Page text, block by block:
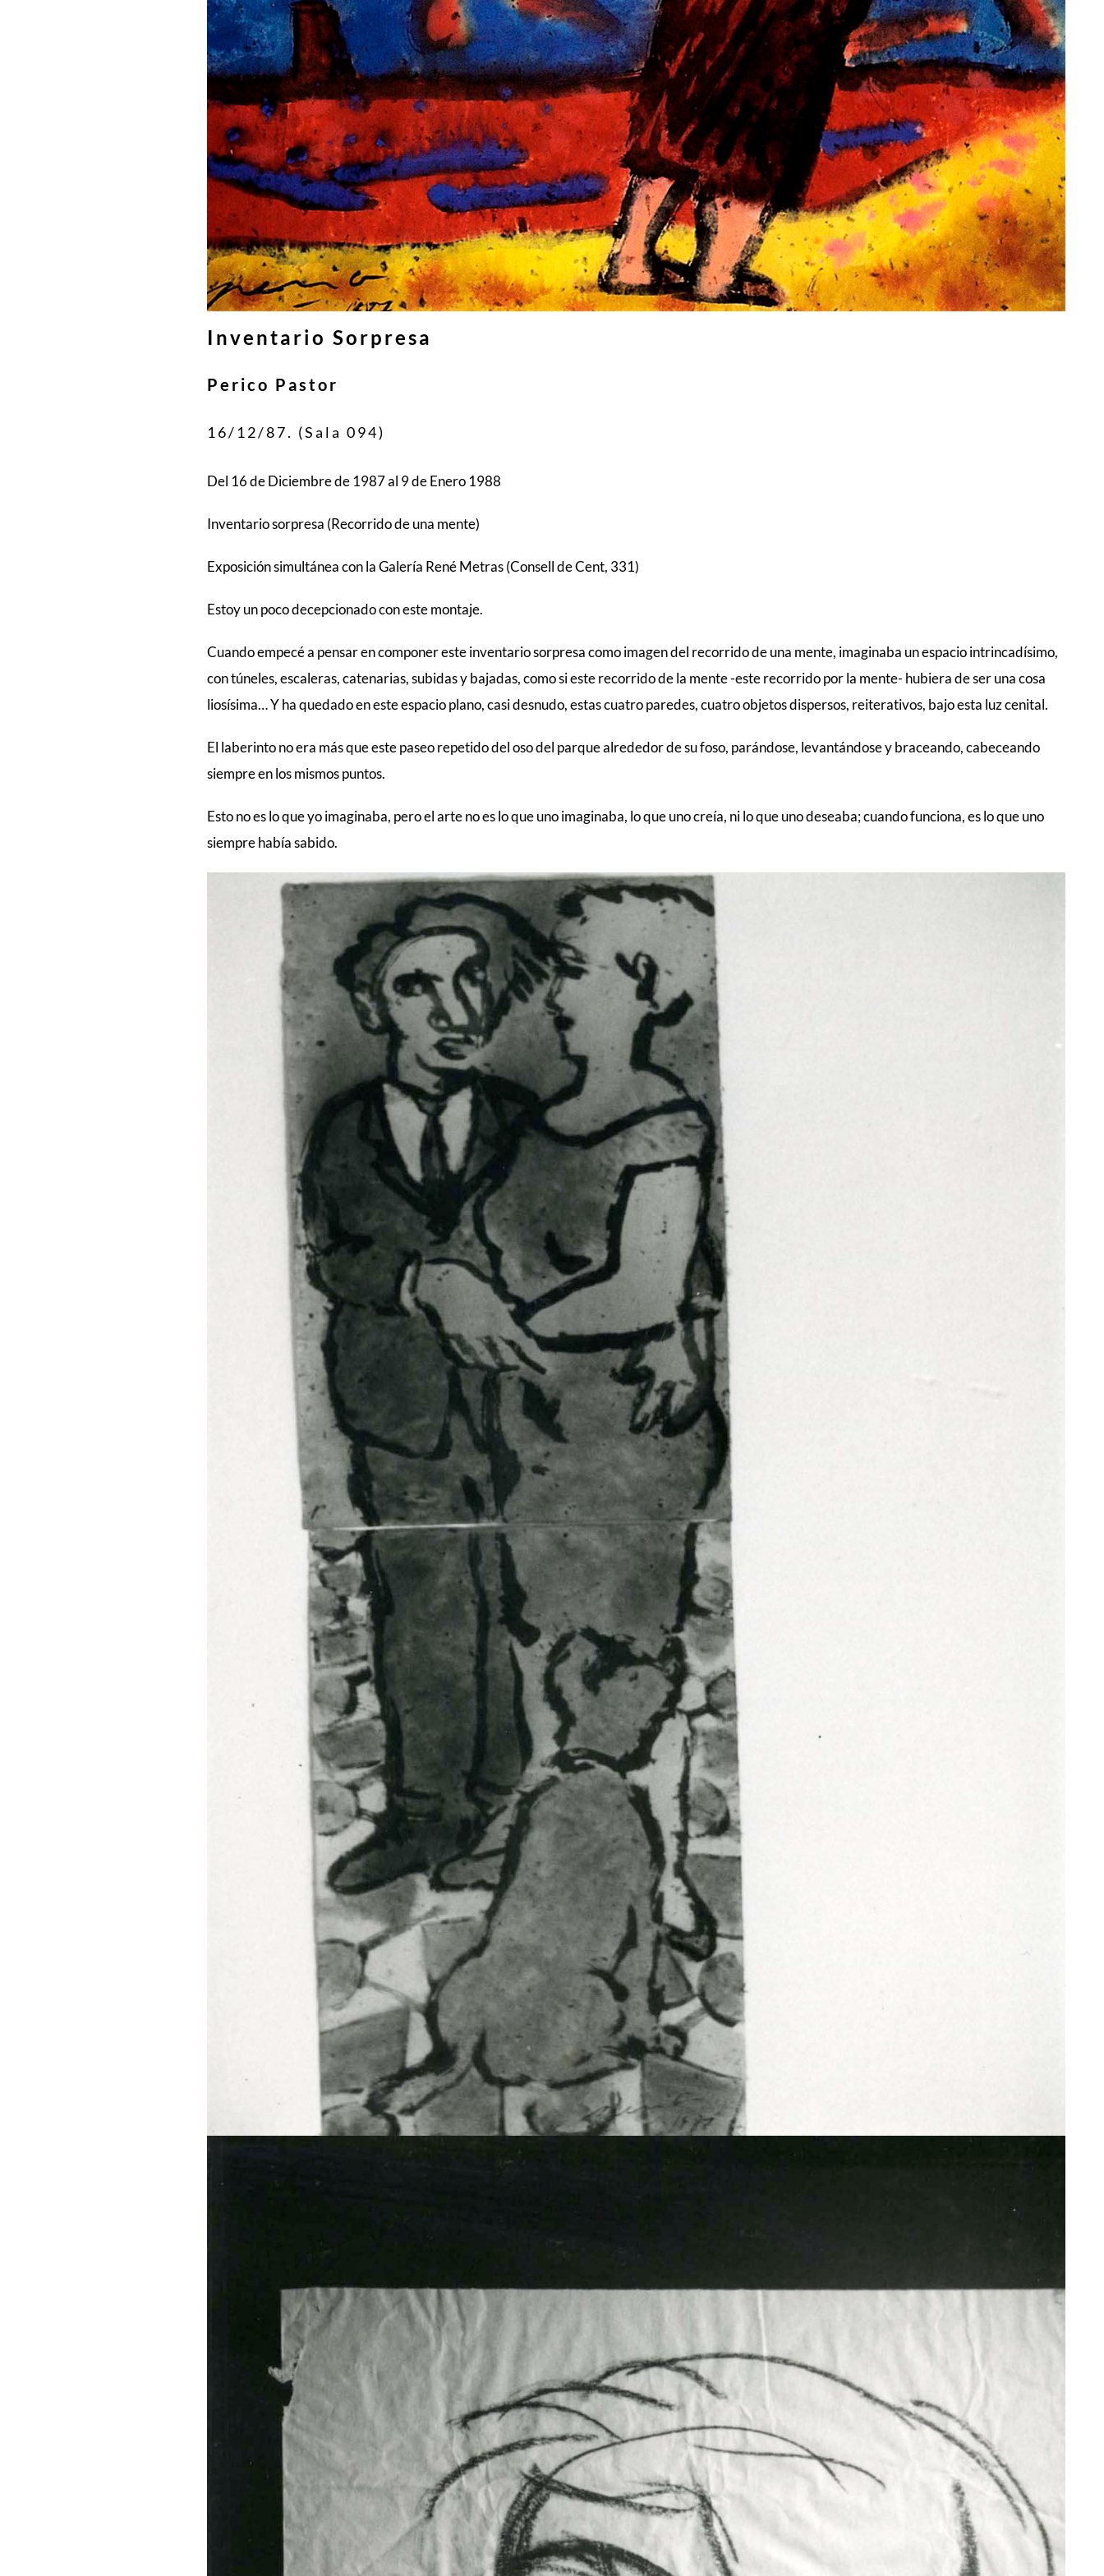
Inventario Sorpresa
Perico Pastor
16/12/87. (Sala 094)
Del 16 de Diciembre de 1987 al 9 de Enero 1988
Inventario sorpresa (Recorrido de una mente)
Exposición simultánea con la Galería René Metras (Consell de Cent, 331)
Estoy un poco decepcionado con este montaje.
Cuando empecé a pensar en componer este inventario sorpresa como imagen del recorrido de una mente, imaginaba un espacio intrincadísimo,
con túneles, escaleras, catenarias, subidas y bajadas, como si este recorrido de la mente -este recorrido por la mente- hubiera de ser una cosa
liosísima… Y ha quedado en este espacio plano, casi desnudo, estas cuatro paredes, cuatro objetos dispersos, reiterativos, bajo esta luz cenital.
El laberinto no era más que este paseo repetido del oso del parque alrededor de su foso, parándose, levantándose y braceando, cabeceando
siempre en los mismos puntos.
Esto no es lo que yo imaginaba, pero el arte no es lo que uno imaginaba, lo que uno creía, ni lo que uno deseaba; cuando funciona, es lo que uno
siempre había sabido.